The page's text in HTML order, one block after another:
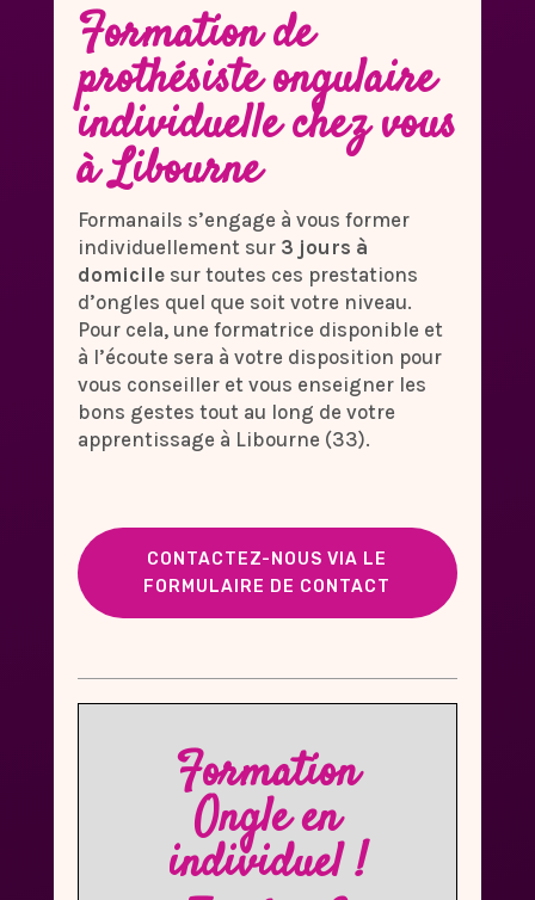
Formation de
prothésiste ongulaire
individuelle chez vous
à Libourne
Formanails s’engage à vous former
individuellement sur 3 jours à
domicilesur toutes ces prestations
d’ongles quel que soit votre niveau.
Pour cela, une formatrice disponible et
à l’écoute sera à votre disposition pour
vous conseiller et vous enseigner les
bons gestes tout au long de votre
apprentissage à Libourne (33).
CONTACTEZ-NOUS VIA LE
FORMULAIRE DE CONTACT
Formation
Ongle en
individuel !